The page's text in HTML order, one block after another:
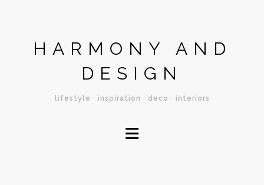
HARMONY AND
DESIGN
lifestyle · inspiration · deco · interiors
≡